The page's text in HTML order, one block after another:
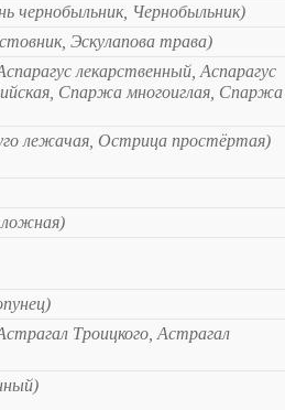
чернобыльник, Чернобыльник)
Эскулапова трава)
лекарственный, Аспарагус
Спаржа многоиглая, Спаржа
лежачая, Острица простёртая)
Троицкого, Астрагал